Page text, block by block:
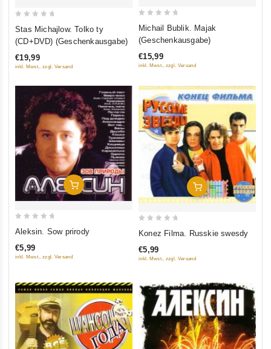
5
Stas Michajlow. Tolko ty
(CD+DVD) (Geschenkausgabe)
€19,99
inkl. Mwst., zzgl. Versand
5
Michail Bublik. Majak
(Geschenkausgabe)
€15,99
inkl. Mwst., zzgl. Versand
In Den Warenkorb
of
Aleksin. Sow prirody
€5,99
inkl. Mwst., zzgl. Versand
In Den Warenkorb
of
Konez Filma. Russkie swesdy
€5,99
inkl. Mwst., zzgl. Versand